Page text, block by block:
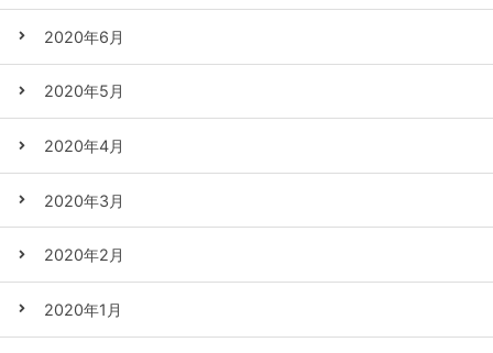
2020年6月
2020年5月
2020年4月
2020年3月
2020年2月
2020年1月